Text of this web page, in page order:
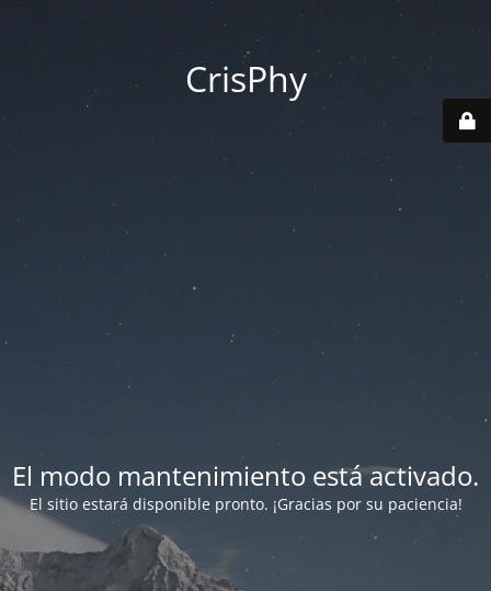
CrisPhy
El modo mantenimiento está activado.
El sitio estará disponible pronto. ¡Gracias por su paciencia!